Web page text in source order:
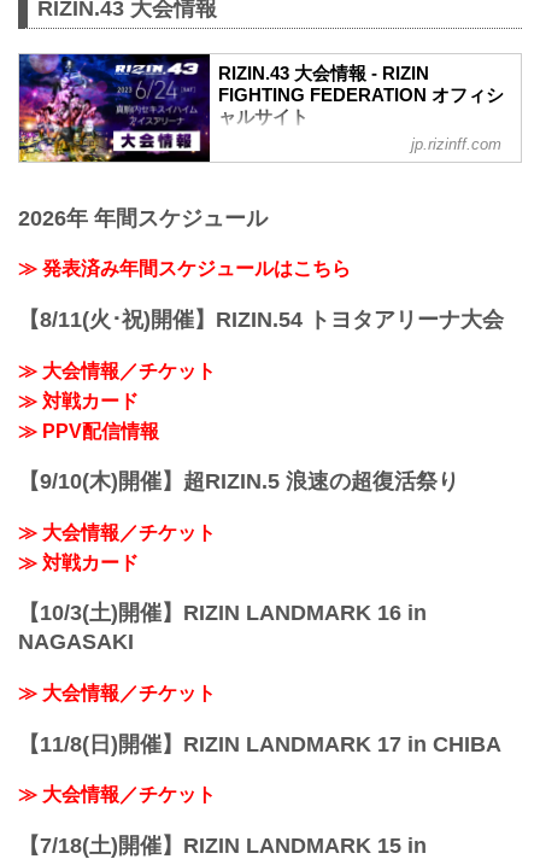
RIZIN.43 大会情報
RIZIN.43 大会情報 - RIZIN
FIGHTING FEDERATION オフィシ
ャルサイト
youtu.be
開催日時
始
※オープニングファイトは12:30開始
真駒内セキスイハイムアイスアリーナ
jp.rizinff.com
2026年 年間スケジュール
≫ 発表済み年間スケジュールはこちら
【8/11(火･祝)開催】RIZIN.54 トヨタアリーナ大会
≫ 大会情報／チケット
≫ 対戦カード
≫ PPV配信情報
【9/10(木)開催】超RIZIN.5 浪速の超復活祭り
≫ 大会情報／チケット
≫ 対戦カード
【10/3(土)開催】RIZIN LANDMARK 16 in
NAGASAKI
≫ 大会情報／チケット
【11/8(日)開催】RIZIN LANDMARK 17 in CHIBA
≫ 大会情報／チケット
【7/18(土)開催】RIZIN LANDMARK 15 in